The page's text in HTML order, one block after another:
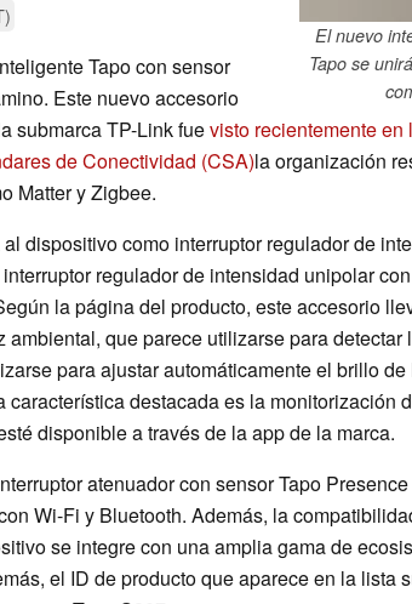
El nuevo
Tapo se
Tapo con sensor
Este nuevo accesorio
submarca TP-Link fuevisto recientemente en
de Conectividad (CSA)la organización
Matter y Zigbee.
dispositivo como interruptor regulador de
regulador de intensidad unipolar
la página del producto, este accesorio
ambiental, que parece utilizarse para detectar
para ajustar automáticamente el brillo
característica destacada es la monitorización
disponible a través de la app de la marca.
atenuador con sensor Tapo
Wi-Fi y Bluetooth. Además, la
se integre con una amplia gama de
el ID de producto que aparece en la lista